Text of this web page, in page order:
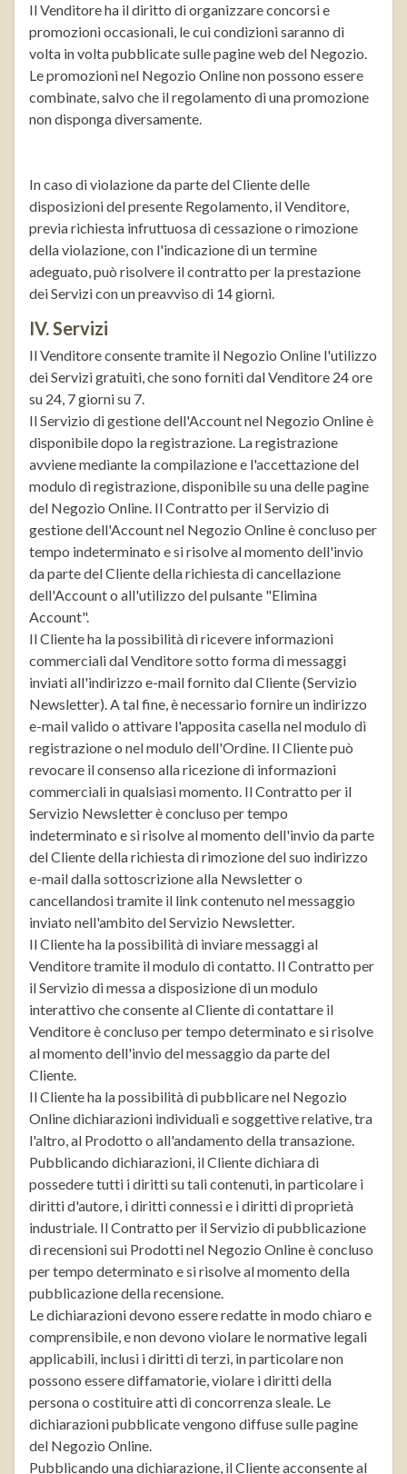
Il Venditore ha il diritto di organizzare concorsi e
promozioni occasionali, le cui condizioni saranno di
volta in volta pubblicate sulle pagine web del Negozio.
Le promozioni nel Negozio Online non possono essere
combinate, salvo che il regolamento di una promozione
non disponga diversamente.
In caso di violazione da parte del Cliente delle
disposizioni del presente Regolamento, il Venditore,
previa richiesta infruttuosa di cessazione o rimozione
della violazione, con l'indicazione di un termine
adeguato, può risolvere il contratto per la prestazione
dei Servizi con un preavviso di 14 giorni.
IV. Servizi
Il Venditore consente tramite il Negozio Online l'utilizzo
dei Servizi gratuiti, che sono forniti dal Venditore 24 ore
su 24, 7 giorni su 7.
Il Servizio di gestione dell'Account nel Negozio Online è
disponibile dopo la registrazione. La registrazione
avviene mediante la compilazione e l'accettazione del
modulo di registrazione, disponibile su una delle pagine
del Negozio Online. Il Contratto per il Servizio di
gestione dell'Account nel Negozio Online è concluso per
tempo indeterminato e si risolve al momento dell'invio
da parte del Cliente della richiesta di cancellazione
dell'Account o all'utilizzo del pulsante "Elimina
Account".
Il Cliente ha la possibilità di ricevere informazioni
commerciali dal Venditore sotto forma di messaggi
inviati all'indirizzo e-mail fornito dal Cliente (Servizio
Newsletter). A tal fine, è necessario fornire un indirizzo
e-mail valido o attivare l'apposita casella nel modulo di
registrazione o nel modulo dell'Ordine. Il Cliente può
revocare il consenso alla ricezione di informazioni
commerciali in qualsiasi momento. Il Contratto per il
Servizio Newsletter è concluso per tempo
indeterminato e si risolve al momento dell'invio da parte
del Cliente della richiesta di rimozione del suo indirizzo
e-mail dalla sottoscrizione alla Newsletter o
cancellandosi tramite il link contenuto nel messaggio
inviato nell'ambito del Servizio Newsletter.
Il Cliente ha la possibilità di inviare messaggi al
Venditore tramite il modulo di contatto. Il Contratto per
il Servizio di messa a disposizione di un modulo
interattivo che consente al Cliente di contattare il
Venditore è concluso per tempo determinato e si risolve
al momento dell'invio del messaggio da parte del
Cliente.
Il Cliente ha la possibilità di pubblicare nel Negozio
Online dichiarazioni individuali e soggettive relative, tra
l'altro, al Prodotto o all'andamento della transazione.
Pubblicando dichiarazioni, il Cliente dichiara di
possedere tutti i diritti su tali contenuti, in particolare i
diritti d'autore, i diritti connessi e i diritti di proprietà
industriale. Il Contratto per il Servizio di pubblicazione
di recensioni sui Prodotti nel Negozio Online è concluso
per tempo determinato e si risolve al momento della
pubblicazione della recensione.
Le dichiarazioni devono essere redatte in modo chiaro e
comprensibile, e non devono violare le normative legali
applicabili, inclusi i diritti di terzi, in particolare non
possono essere diffamatorie, violare i diritti della
persona o costituire atti di concorrenza sleale. Le
dichiarazioni pubblicate vengono diffuse sulle pagine
del Negozio Online.
Pubblicando una dichiarazione, il Cliente acconsente al